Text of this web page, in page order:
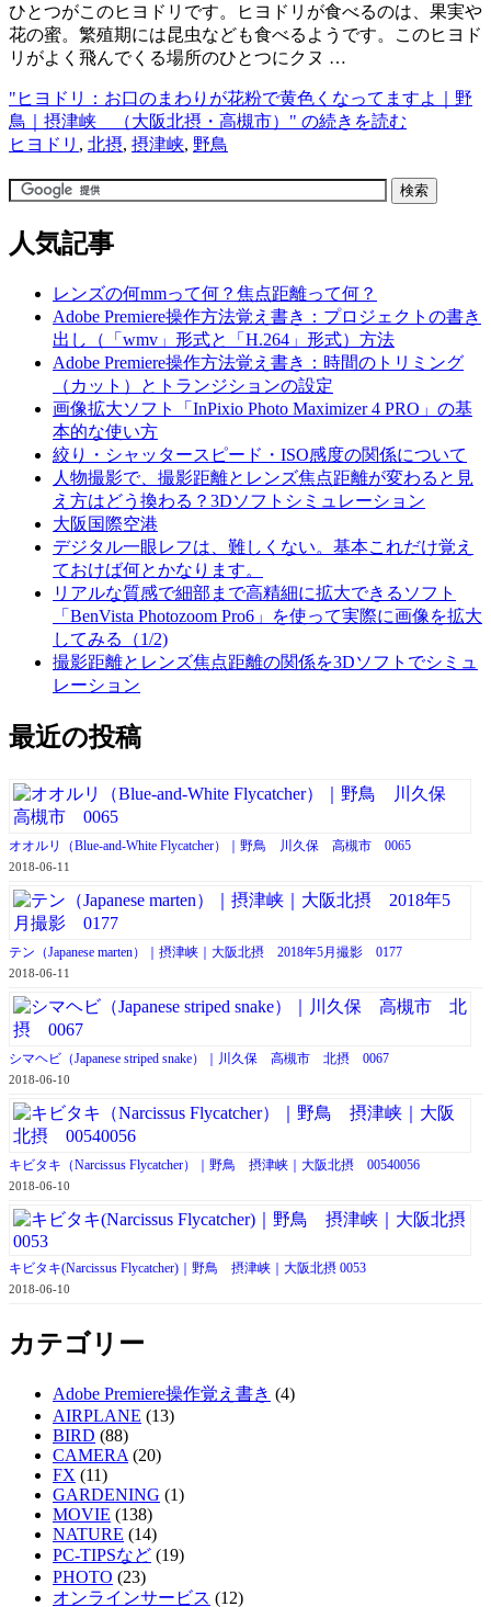
ひとつがこのヒヨドリです。ヒヨドリが食べるのは、果実や
花の蜜。繁殖期には昆虫なども食べるようです。このヒヨド
リがよく飛んでくる場所のひとつにクヌ …
"ヒヨドリ：お口のまわりが花粉で黄色くなってますよ｜野
鳥｜摂津峡 （大阪北摂・高槻市）" の続きを読む
ヒヨドリ , 北摂, 摂津峡, 野鳥
人気記事
レンズの何mmって何？焦点距離って何？
Adobe Premiere操作方法覚え書き：プロジェクトの書き
出し（「wmv」形式と「H.264」形式）方法
Adobe Premiere操作方法覚え書き：時間のトリミング
（カット）とトランジションの設定
画像拡大ソフト「InPixio Photo Maximizer 4 PRO」の基
本的な使い方
絞り・シャッタースピード・ISO感度の関係について
人物撮影で、撮影距離とレンズ焦点距離が変わると見
え方はどう換わる？3Dソフトシミュレーション
大阪国際空港
デジタル一眼レフは、難しくない。基本これだけ覚え
ておけば何とかなります。
リアルな質感で細部まで高精細に拡大できるソフト
「BenVista Photozoom Pro6」を使って実際に画像を拡大
してみる（1/2)
撮影距離とレンズ焦点距離の関係を3Dソフトでシミュ
レーション
最近の投稿
オオルリ（Blue-and-White Flycatcher）｜野鳥 川久保 高槻市 0065
2018-06-11
テン（Japanese marten）｜摂津峡｜大阪北摂 2018年5月撮影 0177
2018-06-11
シマヘビ（Japanese striped snake）｜川久保 高槻市 北摂 0067
2018-06-10
キビタキ（Narcissus Flycatcher）｜野鳥 摂津峡｜大阪北摂 00540056
2018-06-10
キビタキ(Narcissus Flycatcher)｜野鳥 摂津峡｜大阪北摂 0053
2018-06-10
カテゴリー
Adobe Premiere操作覚え書き (4)
AIRPLANE (13)
BIRD (88)
CAMERA (20)
FX (11)
GARDENING (1)
MOVIE (138)
NATURE (14)
PC-TIPSなど (19)
PHOTO (23)
オンラインサービス (12)